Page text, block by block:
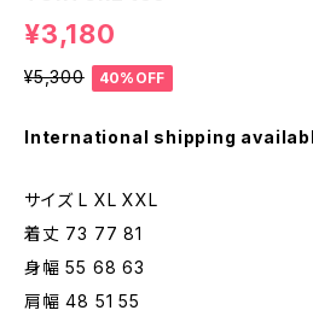
¥3,180
¥5,300 40%OFF
International shipping
サイズ L XL XXL
着丈 73 77 81
身幅 55 68 63
肩幅 48 51 55